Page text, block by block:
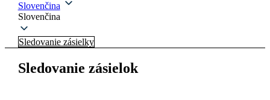
Slovenčina
Slovenčina
Sledovanie zásielky
Sledovanie zásielok